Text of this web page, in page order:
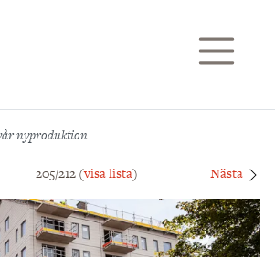
nyproduktion
205/212 (visa lista) Nästa